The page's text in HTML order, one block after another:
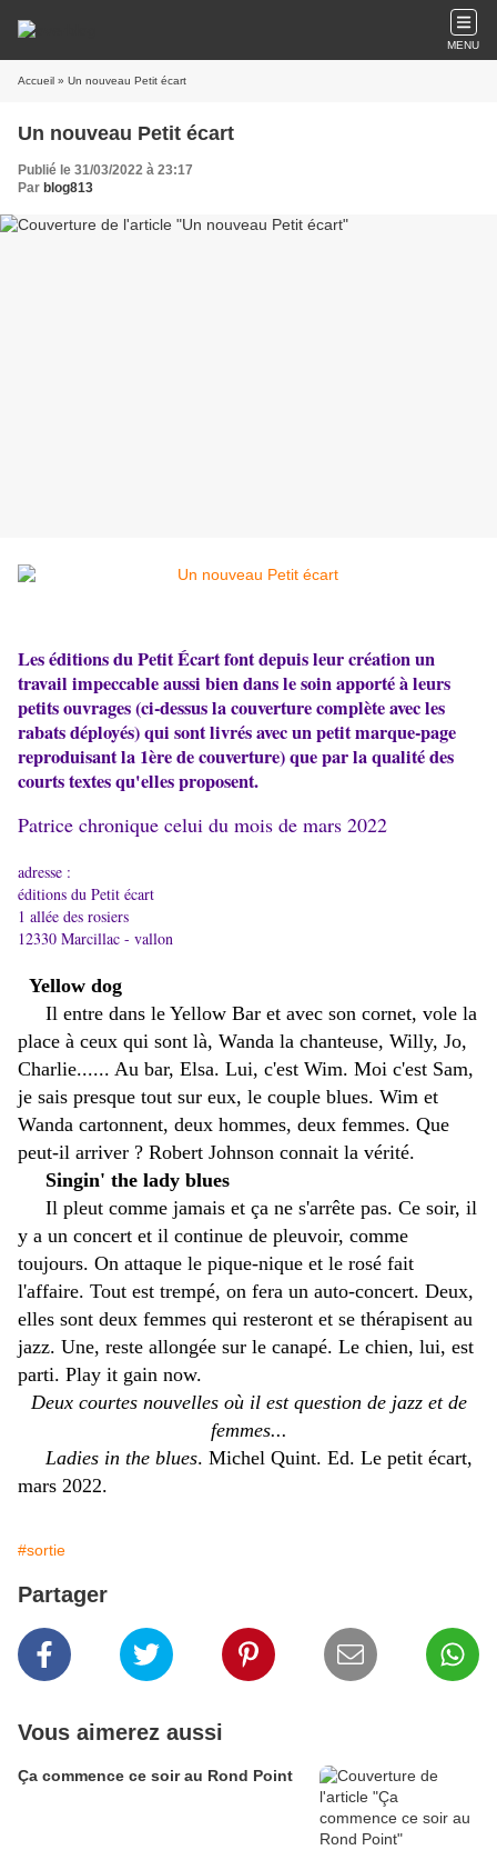
MENU
Accueil » Un nouveau Petit écart
Un nouveau Petit écart
Publié le 31/03/2022 à 23:17
Par blog813
Les éditions du Petit Écart font depuis leur création un
travail impeccable aussi bien dans le soin apporté à leurs
petits ouvrages (ci-dessus la couverture complète avec les
rabats déployés) qui sont livrés avec un petit marque-page
reproduisant la 1ère de couverture) que par la qualité des
courts textes qu'elles proposent.
Patrice chronique celui du mois de mars 2022
​adresse :
éditions du Petit écart
1 allée des rosiers
12330 Marcillac - vallon
Yellow dog
Il entre dans le Yellow Bar et avec son cornet, vole la
place à ceux qui sont là, Wanda la chanteuse, Willy, Jo,
Charlie...... Au bar, Elsa. Lui, c'est Wim. Moi c'est Sam,
je sais presque tout sur eux, le couple blues. Wim et
Wanda cartonnent, deux hommes, deux femmes. Que
peut-il arriver ? Robert Johnson connait la vérité.
Singin' the lady blues
Il pleut comme jamais et ça ne s'arrête pas. Ce soir, il
y a un concert et il continue de pleuvoir, comme
toujours. On attaque le pique-nique et le rosé fait
l'affaire. Tout est trempé, on fera un auto-concert. Deux,
elles sont deux femmes qui resteront et se thérapisent au
jazz. Une, reste allongée sur le canapé. Le chien, lui, est
parti. Play it gain now.
Deux courtes nouvelles où il est question de jazz et de
femmes...
Ladies in the blues. Michel Quint. Ed. Le petit écart,
mars 2022.
#sortie
Partager
Vous aimerez aussi
Ça commence ce soir au Rond Point